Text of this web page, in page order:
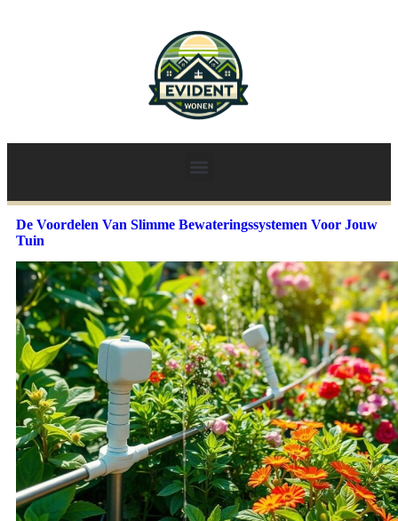
De Voordelen Van Slimme Bewateringssystemen Voor Jouw
Tuin